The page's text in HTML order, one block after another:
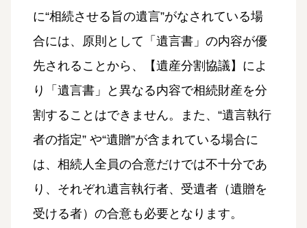
に“相続させる旨の遺言”がなされている場
合には、原則として「遺言書」の内容が優
先されることから、【遺産分割協議】によ
り「遺言書」と異なる内容で相続財産を分
割することはできません。また、“遺言執行
者の指定” や“遺贈”が含まれている場合に
は、相続人全員の合意だけでは不十分であ
り、それぞれ遺言執行者、受遺者（遺贈を
受ける者）の合意も必要となります。